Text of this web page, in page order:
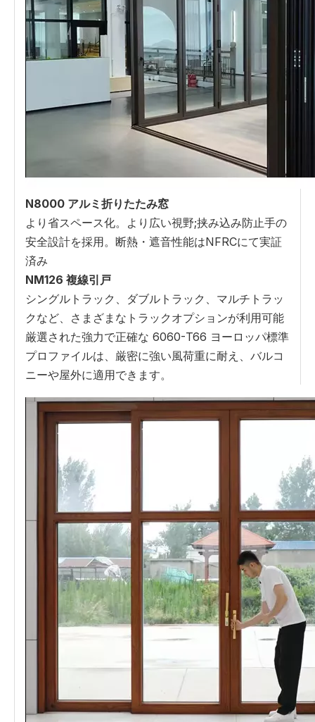
N8000 アルミ折りたたみ窓
より省スペース化。より広い視野;挟み込み防止手の
安全設計を採用。断熱・遮音性能はNFRCにて実証
済み
NM126 複線引戸
シングルトラック、ダブルトラック、マルチトラッ
クなど、さまざまなトラックオプションが利用可能
厳選された強力で正確な 6060-T66 ヨーロッパ標準
プロファイルは、厳密に強い風荷重に耐え、バルコ
ニーや屋外に適用できます。